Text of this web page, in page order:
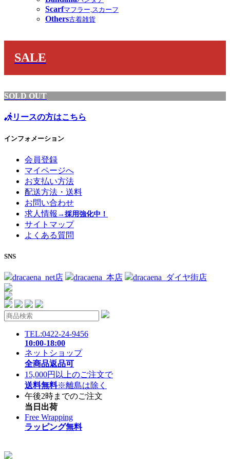
Scarfマフラー,スカーフ
Others古着雑貨
SALE
SOLD OUT
リースの方はこちら
インフォメーション
会員登録
マイページへ
お支払い方法
配送方法・送料
お問い合わせ
求人情報 →採用強化中！
サイトマップ
よくある質問
SNS
dracaena_net店 dracaena_本店 dracaena_ダイヤ街店
TEL:0422-24-9456
10:00-18:00
ネットショップ
全商品返品可
15,000円以上のご注文で
送料無料※離島は除く
午後2時までのご注文
当日出荷
Free Wrapping
ラッピング無料